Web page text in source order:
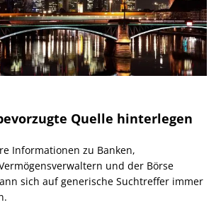
Quelle hinterlegen
Informationen zu Banken,
und der Börse
sich auf generische Suchtreffer immer